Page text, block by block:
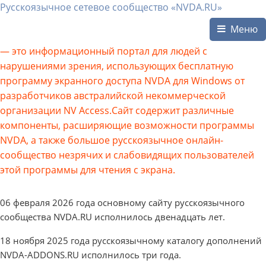
Русскоязычное сетевое сообщество «NVDA.RU»
Меню
— это информационный портал для людей с
нарушениями зрения, использующих бесплатную
программу экранного доступа NVDA для Windows от
разработчиков австралийской некоммерческой
организации NV Access.Сайт содержит различные
компоненты, расширяющие возможности программы
NVDA, а также большое русскоязычное онлайн-
сообщество незрячих и слабовидящих пользователей
этой программы для чтения с экрана.
06 февраля 2026 года основному сайту русскоязычного
сообщества NVDA.RU исполнилось двенадцать лет.
18 ноября 2025 года русскоязычному каталогу дополнений
NVDA-ADDONS.RU исполнилось три года.